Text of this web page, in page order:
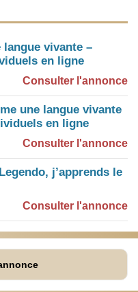
vivante –
en ligne
Consulter l'annonce
une langue vivante
en ligne
Consulter l'annonce
j’apprends le
Consulter l'annonce